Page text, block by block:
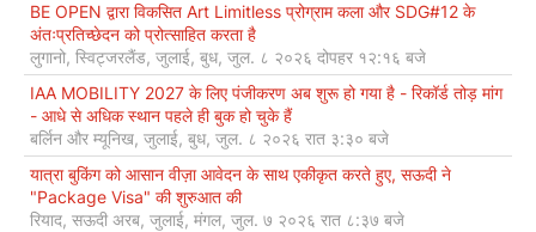
BE OPEN द्वारा विकसित Art Limitless प्रोग्राम कला और SDG#12 के
अंतःप्रतिच्छेदन को प्रोत्साहित करता है
लुगानो, स्विट्जरलैंड, जुलाई, बुध, जुल. ८ २०२६ दोपहर १२:१६ बजे
IAA MOBILITY 2027 के लिए पंजीकरण अब शुरू हो गया है - रिकॉर्ड तोड़ मांग
- आधे से अधिक स्थान पहले ही बुक हो चुके हैं
बर्लिन और म्यूनिख, जुलाई, बुध, जुल. ८ २०२६ रात ३:३० बजे
यात्रा बुकिंग को आसान वीज़ा आवेदन के साथ एकीकृत करते हुए, सऊदी ने
"Package Visa" की शुरुआत की
रियाद, सऊदी अरब, जुलाई, मंगल, जुल. ७ २०२६ रात ८:३७ बजे